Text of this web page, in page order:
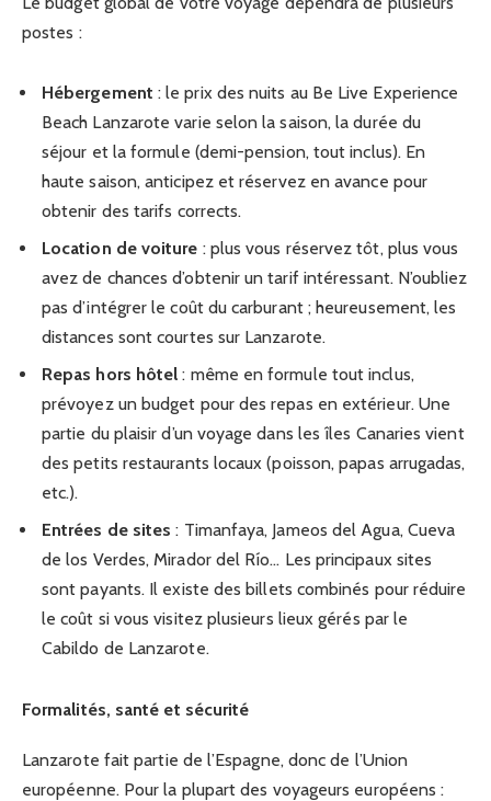
postes :
Hébergement : le prix des nuits au Be Live Experience
Beach Lanzarote varie selon la saison, la durée du
séjour et la formule (demi-pension, tout inclus). En
haute saison, anticipez et réservez en avance pour
obtenir des tarifs corrects.
Location de voiture : plus vous réservez tôt, plus vous
avez de chances d’obtenir un tarif intéressant. N’oubliez
pas d’intégrer le coût du carburant ; heureusement, les
distances sont courtes sur Lanzarote.
Repas hors hôtel : même en formule tout inclus,
prévoyez un budget pour des repas en extérieur. Une
partie du plaisir d’un voyage dans les îles Canaries vient
des petits restaurants locaux (poisson, papas arrugadas,
etc.).
Entrées de sites : Timanfaya, Jameos del Agua, Cueva
de los Verdes, Mirador del Río… Les principaux sites
sont payants. Il existe des billets combinés pour réduire
le coût si vous visitez plusieurs lieux gérés par le
Cabildo de Lanzarote.
Formalités, santé et sécurité
Lanzarote fait partie de l’Espagne, donc de l’Union
européenne. Pour la plupart des voyageurs européens :